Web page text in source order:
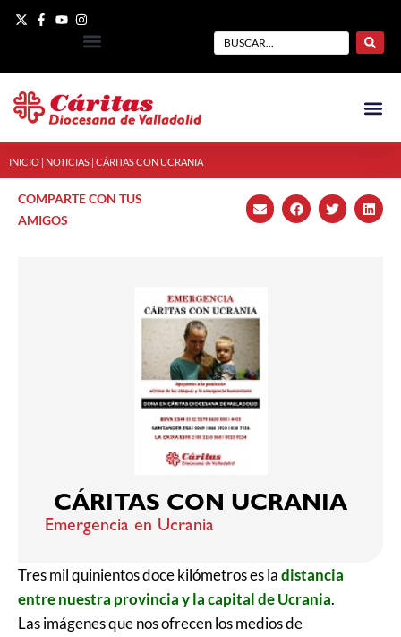
INICIO NOTICIAS CÁRITAS CON UCRANIA
COMPARTE CON TUS
AMIGOS
CÁRITAS CON UCRANIA
Emergencia en Ucrania
Tres mil quinientos doce kilómetros es ladistancia
entre nuestra provincia y la capital de Ucrania.
Las imágenes que nos ofrecen los medios de